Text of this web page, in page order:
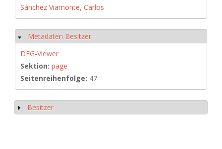
Sánchez Viamonte, Carlos
Hide
Metadaten Besitzer
DFG-Viewer
Sektion: page
Seitenreihenfolge: 47
Show
Besitzer